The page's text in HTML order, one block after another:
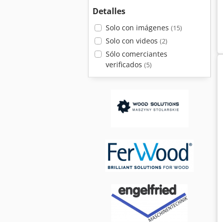
Detalles
Solo con imágenes (15)
Solo con videos (2)
Sólo comerciantes
verificados (5)